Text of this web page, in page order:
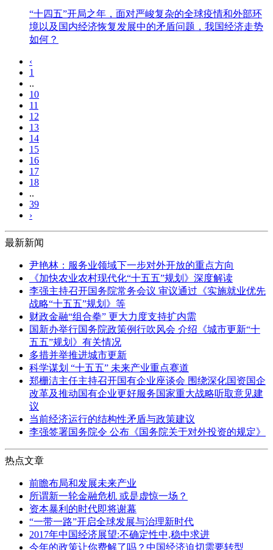
“十四五”开局之年，面对严峻复杂的全球疫情和外部环
境以及国内经济恢复发展中的矛盾问题，我国经济走势
如何？
‹
1
..
10
11
12
13
14
15
16
17
18
..
39
›
最新新闻
尹艳林：服务业领域下一步对外开放的重点方向
《加快农业农村现代化“十五五”规划》深度解读
李强主持召开国务院常务会议 审议通过《实施就业优先
战略“十五五”规划》等
财政金融“组合拳” 更大力度支持扩内需
国新办举行国务院政策例行吹风会 介绍《城市更新“十
五五”规划》有关情况
多措并举推进城市更新
科学谋划 “十五五” 未来产业重点赛道
郑栅洁主任主持召开国有企业座谈会 围绕深化国资国企
改革及推动国有企业更好服务国家重大战略听取意见建
议
当前经济运行的结构性矛盾与政策建议
李强签署国务院令 公布《国务院关于对外投资的规定》
热点文章
前瞻布局和发展未来产业
所谓新一轮金融危机 或是虚惊一场？
资本暴利的时代即将谢幕
“一带一路”开启全球发展与治理新时代
2017年中国经济展望:不确定性中,稳中求进
今年的政策让你费解了吗？中国经济迫切需要转型